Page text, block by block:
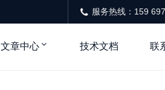
服务热线：159
文章中心 技术文档 联